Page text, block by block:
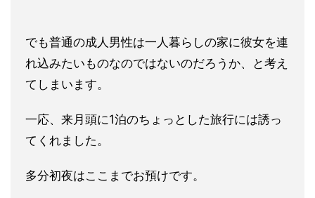
でも普通の成人男性は一人暮らしの家に彼女を連
れ込みたいものなのではないのだろうか、と考え
てしまいます。
一応、来月頭に1泊のちょっとした旅行には誘っ
てくれました。
多分初夜はここまでお預けです。